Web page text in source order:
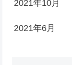
2021年10月
2021年6月